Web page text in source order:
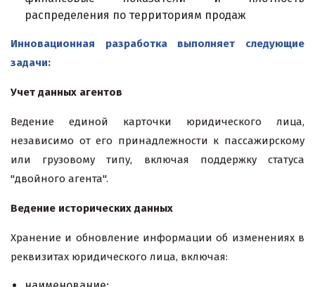
распределения по территориям продаж
Инновационная разработка выполняет следующие
задачи:
Учет данных агентов
Ведение единой карточки юридического лица,
независимо от его принадлежности к пассажирскому
или грузовому типу, включая поддержку статуса
"двойного агента".
Ведение исторических данных
Хранение и обновление информации об изменениях в
реквизитах юридического лица, включая: